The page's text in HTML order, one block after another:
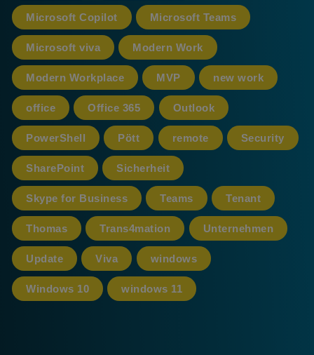
Microsoft Copilot Microsoft Teams
Microsoft viva Modern Work
Modern Workplace MVP new work
office Office 365 Outlook
PowerShell Pött remote Security
SharePoint Sicherheit
Skype for Business Teams Tenant
Thomas Trans4mation Unternehmen
Update Viva windows
Windows 10 windows 11